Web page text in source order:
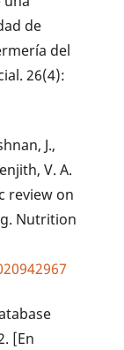
de
del
26(4):
J.,
V. A.
review on
Nutrition
[En